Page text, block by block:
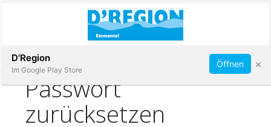
Immobilien
Abonnieren
D'Region
Im Google Play Store
Öffnen ×